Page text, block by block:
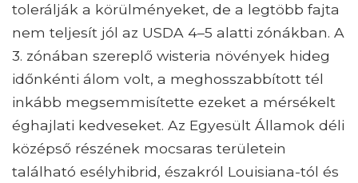
tolerálják a körülményeket, de a legtöbb fajta
nem teljesít jól az USDA 4–5 alatti zónákban. A
3. zónában szereplő wisteria növények hideg
időnkénti álom volt, a meghosszabbított tél
inkább megsemmisítette ezeket a mérsékelt
éghajlati kedveseket. Az Egyesült Államok déli
középső részének mocsaras területein
található esélyhibrid, északról Louisiana-tól és